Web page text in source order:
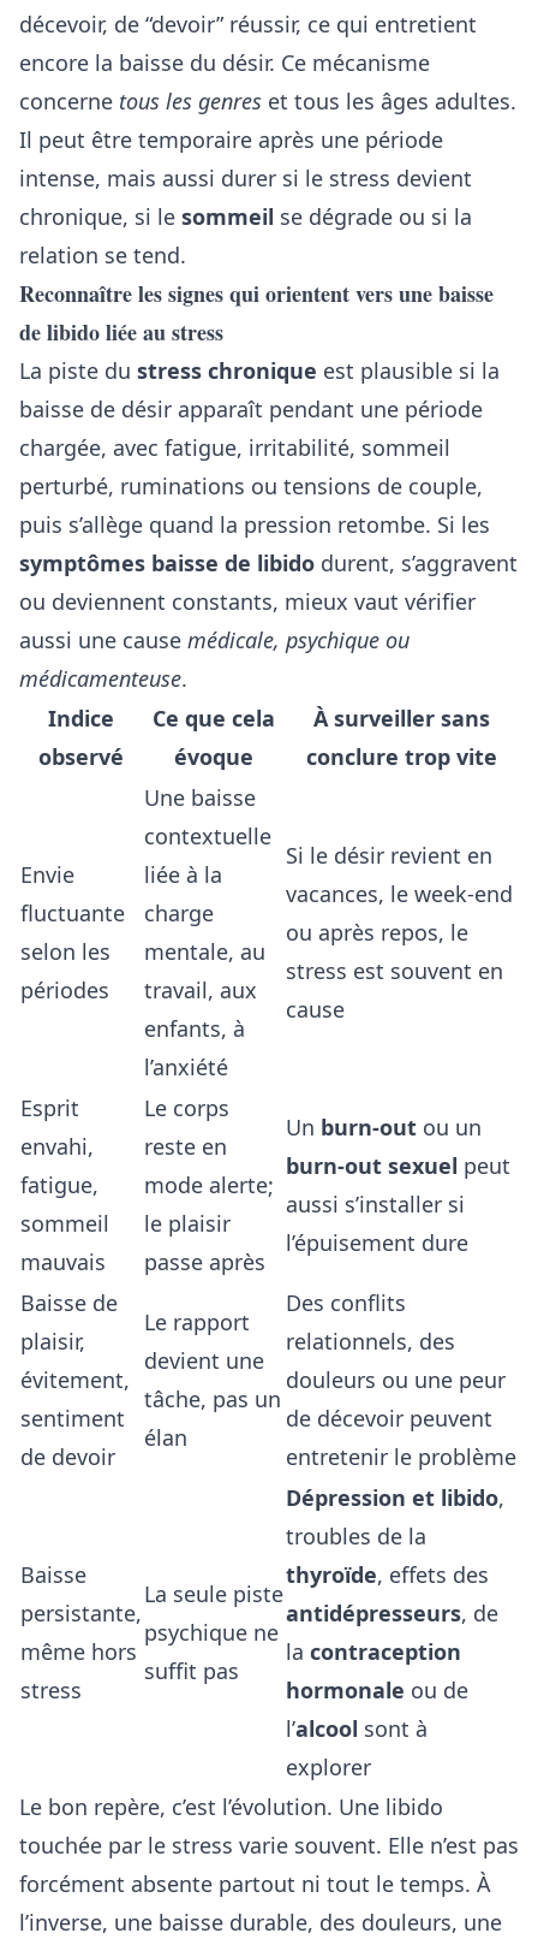
décevoir, de “devoir” réussir, ce qui entretient
encore la baisse du désir. Ce mécanisme
concerne tous les genres et tous les âges adultes.
Il peut être temporaire après une période
intense, mais aussi durer si le stress devient
chronique, si le sommeil se dégrade ou si la
relation se tend.
Reconnaître les signes qui orientent vers une baisse
de libido liée au stress
La piste du stress chronique est plausible si la
baisse de désir apparaît pendant une période
chargée, avec fatigue, irritabilité, sommeil
perturbé, ruminations ou tensions de couple,
puis s’allège quand la pression retombe. Si les
symptômes baisse de libido durent, s’aggravent
ou deviennent constants, mieux vaut vérifier
aussi une cause médicale, psychique ou
médicamenteuse.
Indice
observé
Ce que cela
évoque
À surveiller sans
conclure trop vite
Envie
fluctuante
selon les
périodes
Une baisse
contextuelle
liée à la
charge
mentale, au
travail, aux
enfants, à
l’anxiété
Si le désir revient en
vacances, le week-end
ou après repos, le
stress est souvent en
cause
Esprit
envahi,
fatigue,
sommeil
mauvais
Le corps
reste en
mode alerte;
le plaisir
passe après
Un burn-out ou un
burn-out sexuel peut
aussi s’installer si
l’épuisement dure
Baisse de
plaisir,
évitement,
sentiment
de devoir
Le rapport
devient une
tâche, pas un
élan
Des conflits
relationnels, des
douleurs ou une peur
de décevoir peuvent
entretenir le problème
Baisse
persistante,
même hors
stress
La seule piste
psychique ne
suffit pas
Dépression et libido,
troubles de la
thyroïde, effets des
antidépresseurs, de
la contraception
hormonale ou de
l’alcool sont à
explorer
Le bon repère, c’est l’évolution. Une libido
touchée par le stress varie souvent. Elle n’est pas
forcément absente partout ni tout le temps. À
l’inverse, une baisse durable, des douleurs, une